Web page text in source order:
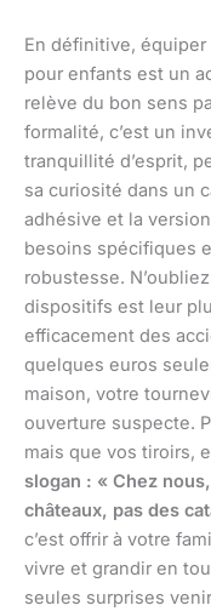
En définitive,
pour enfants est un
relève du bon sens
formalité, c’est un
tranquillité d’esprit,
sa curiosité dans un
adhésive et la
besoins spécifiques
robustesse.
dispositifs est leur
efficacement des
quelques euros
maison, votre
ouverture suspecte.
mais que vos tiroirs,
slogan : « Chez
châteaux, pas des
c’est offrir à votre
vivre et grandir en
seules surprises